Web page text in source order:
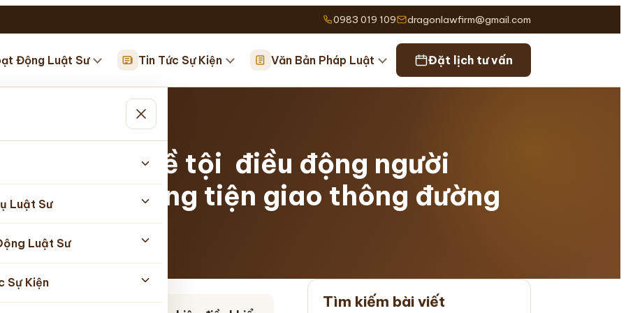
0983 019 109 dragonlawfirm@gmail.com
Động Luật Sư Tin Tức Sự Kiện Văn Bản Pháp Luật Đặt lịch tư vấn
Luật Sư
Luật Sư
Sự Kiện
quy định về tội điều động người
khiển phương tiện giao thông đường
2026
Tìm kiếm bài viết